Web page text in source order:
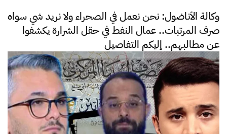
وكالة الأناضول: نحن نعمل في الصحراء ولا نريد شي سواه
صرف المرتبات.. عمال النفط في حقل الشرارة يكشفوا
عن مطالبهم.. إليكم التفاصيل